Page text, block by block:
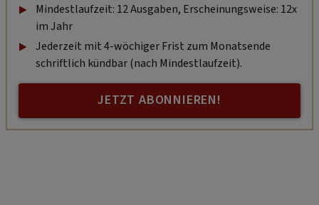
Mindestlaufzeit: 12 Ausgaben, Erscheinungsweise: 12x
im Jahr
Jederzeit mit 4-wöchiger Frist zum Monatsende
schriftlich kündbar (nach Mindestlaufzeit).
JETZT ABONNIEREN!